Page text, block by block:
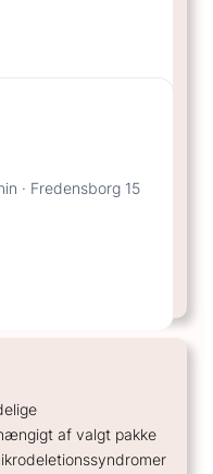
· Fredensborg 15
af valgt pakke